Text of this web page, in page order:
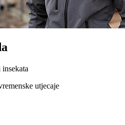
utjecaje